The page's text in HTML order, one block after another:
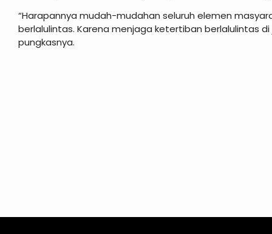
“Harapannya mudah-mudahan seluruh elemen
berlalulintas. Karena menjaga ketertiban berlalulintas
pungkasnya.